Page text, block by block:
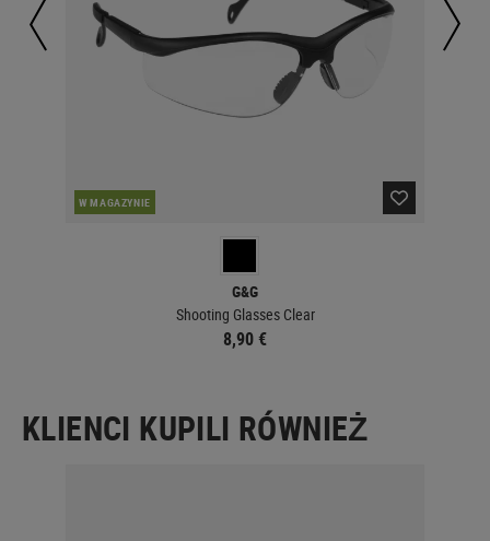
W MAGAZYNIE
G&G
Shooting Glasses Clear
8,90 €
KLIENCI KUPILI RÓWNIEŻ